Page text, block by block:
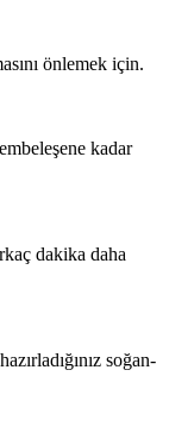
önlemek için.
kadar
dakika daha
soğan-